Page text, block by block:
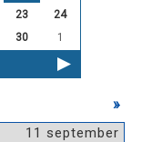
23
24
30 1
»
11 september